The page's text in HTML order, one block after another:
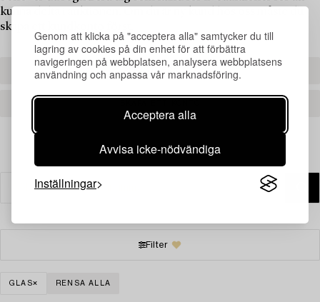
Genom att klicka på "acceptera alla" samtycker du till
lagring av cookies på din enhet för att förbättra
navigeringen på webbplatsen, analysera webbplatsens
användning och anpassa vår marknadsföring.
Acceptera alla
Avvisa icke-nödvändiga
Inställningar
kunna delta i auktionen. Om du är ny kund hos oss måste du
skapa ett kundkonto först.
REGISTRERA DIG
Filter
GLAS RENSA ALLA